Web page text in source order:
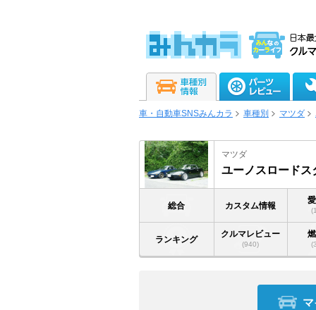
車・自動車SNSみんカラ 車種別 マツダ
マツダ
ユーノスロードス
総合 カスタム情報
ランキング
クルマレビュー
(940)